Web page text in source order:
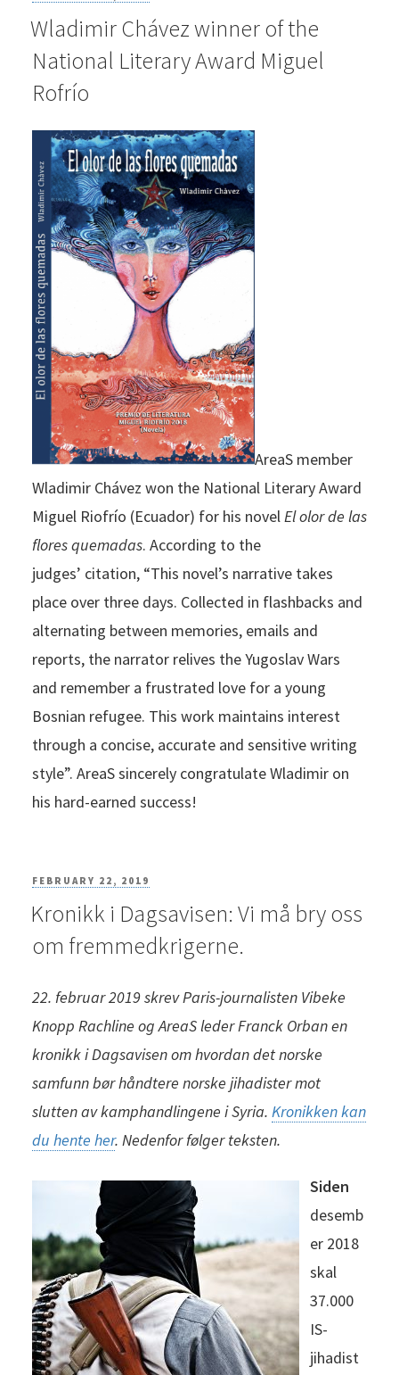
ON
Wladimir Chávez winner of the
National Literary Award Miguel
Rofrío
AreaS member
Wladimir Chávez won the National Literary Award
Miguel Riofrío (Ecuador) for his novelEl olor de las
flores quemadas. According to the
judges’ citation, “This novel’s narrative takes
place over three days. Collected in flashbacks and
alternating between memories, emails and
reports, the narrator relives the Yugoslav Wars
and remember a frustrated love for a young
Bosnian refugee. This work maintains interest
through a concise, accurate and sensitive writing
style”. AreaS sincerely congratulate Wladimir on
his hard-earned success!
POSTED
ON
FEBRUARY 22, 2019
Kronikk i Dagsavisen: Vi må bry oss
om fremmedkrigerne.
22. februar 2019 skrev Paris-journalisten Vibeke
Knopp Rachline og AreaS leder Franck Orban en
kronikk i Dagsavisen om hvordan det norske
samfunn bør håndtere norske jihadister mot
slutten av kamphandlingene i Syria. Kronikken kan
du hente her. Nedenfor følger teksten.
Siden
desemb
er 2018
skal
37.000
IS-
jihadist